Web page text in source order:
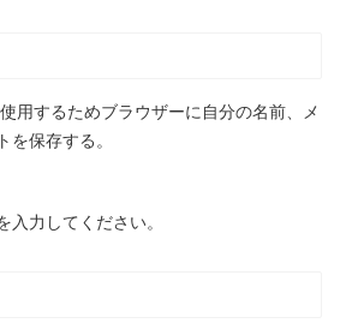
用するためブラウザーに自分の名前、メ
を保存する。
入力してください。